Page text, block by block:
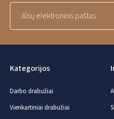
Kategorijos
Darbo drabužiai
Vienkartiniai drabužiai